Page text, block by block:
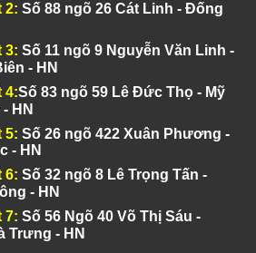
2: Số 88 ngõ 26 Cát Linh - Đống
3: Số 11 ngõ 9 Nguyễn Văn Linh -
- HN
4:Số 83 ngõ 59 Lê Đức Thọ - Mỹ
HN
5: Số 26 ngõ 422 Xuân Phương -
- HN
6: Số 32 ngõ 8 Lê Trọng Tấn -
- HN
7: Số 56 Ngõ 40 Võ Thị Sáu -
Trưng - HN